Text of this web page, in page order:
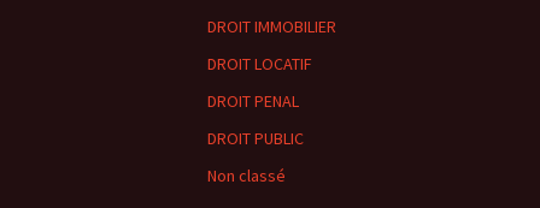
DROIT IMMOBILIER
DROIT LOCATIF
DROIT PENAL
DROIT PUBLIC
Non classé